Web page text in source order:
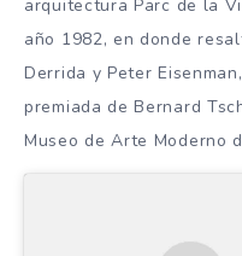
arquitectura Parc de la
año 1982, en donde
Derrida y Peter
premiada de Bernard
Museo de Arte Moderno